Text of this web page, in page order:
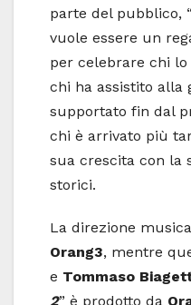
parte del pubblico, “
vuole essere un
per celebrare chi lo
chi ha assistito alla
supportato fin dal
chi è arrivato più
sua crescita con la
storici.
La direzione
Orang3, mentre
e Tommaso
2” è prodotto da